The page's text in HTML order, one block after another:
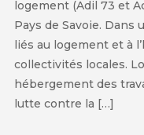
logement (Adil 73 et
Pays de Savoie.
liés au logement et à
collectivités locales.
hébergement des
lutte contre la […]